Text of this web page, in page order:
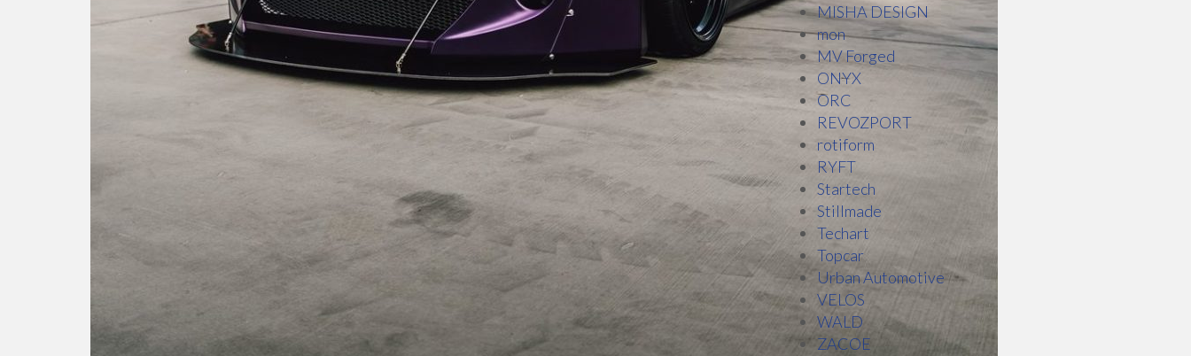
MISHA DESIGN
mon
MV Forged
ONYX
ORC
REVOZPORT
rotiform
RYFT
Startech
Stillmade
Techart
Topcar
Urban Automotive
VELOS
WALD
ZACOE